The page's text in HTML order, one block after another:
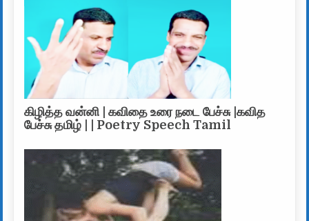
கிழித்த வன்னி | கவிதை உரை நடை பேச்சு |கவித
பேச்சு தமிழ் | | Poetry Speech Tamil